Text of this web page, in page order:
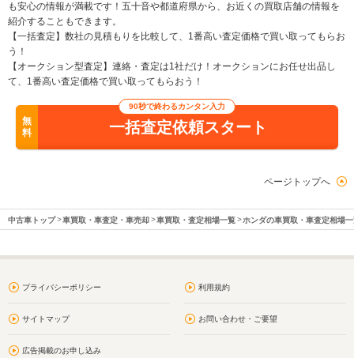
も安心の情報が満載です！五十音や都道府県から、お近くの買取店舗の情報を
紹介することもできます。
【一括査定】数社の見積もりを比較して、1番高い査定価格で買い取ってもらお
う！
【オークション型査定】連絡・査定は1社だけ！オークションにお任せ出品し
て、1番高い査定価格で買い取ってもらおう！
無
料
90秒で終わるカンタン入力
一括査定依頼スタート
ページトップへ
中古車トップ 車買取・車査定・車売却 車買取・査定相場一覧 ホンダの車買取・車査定相場
プライバシーポリシー 利用規約
サイトマップ お問い合わせ・ご要望
広告掲載のお申し込み